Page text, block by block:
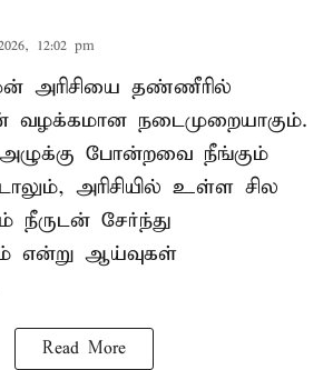
12:02 pm
அரிசியை தண்ணீரில்
வழக்கமான நடைமுறையாகும்.
போன்றவை நீங்கும்
அரிசியில் உள்ள சில
நீருடன் சேர்ந்து
என்று ஆய்வுகள்
Read More